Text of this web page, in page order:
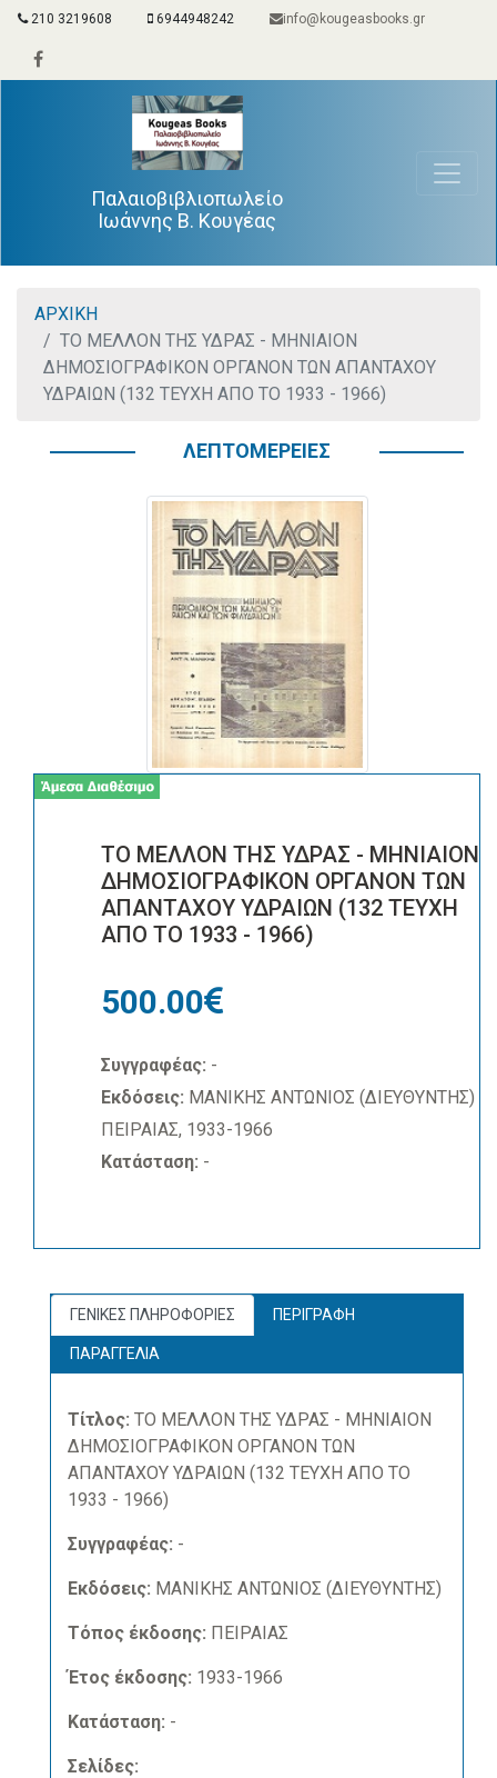
210 3219608 6944948242 info@kougeasbooks.gr
Παλαιοβιβλιοπωλείο
Ιωάννης Β. Κουγέας
ΑΡΧΙΚΗ
ΤΟ ΜΕΛΛΟΝ ΤΗΣ ΥΔΡΑΣ - ΜΗΝΙΑΙΟΝ
ΔΗΜΟΣΙΟΓΡΑΦΙΚΟΝ ΟΡΓΑΝΟΝ ΤΩΝ ΑΠΑΝΤΑΧΟΥ
ΥΔΡΑΙΩΝ (132 ΤΕΥΧΗ ΑΠΟ ΤΟ 1933 - 1966)
ΛΕΠΤΟΜΕΡΕΙΕΣ
ΤΟ ΜΕΛΛΟΝ ΤΗΣ ΥΔΡΑΣ - ΜΗΝΙΑΙΟΝ
ΔΗΜΟΣΙΟΓΡΑΦΙΚΟΝ ΟΡΓΑΝΟΝ ΤΩΝ
ΑΠΑΝΤΑΧΟΥ ΥΔΡΑΙΩΝ (132 ΤΕΥΧΗ
ΑΠΟ ΤΟ 1933 - 1966)
500.00
Συγγραφέας: -
Εκδόσεις: ΜΑΝΙΚΗΣ ΑΝΤΩΝΙΟΣ (ΔΙΕΥΘΥΝΤΗΣ)
ΠΕΙΡΑΙΑΣ, 1933-1966
Κατάσταση: -
ΓΕΝΙΚΕΣ ΠΛΗΡΟΦΟΡΙΕΣ ΠΕΡΙΓΡΑΦΗ
ΠΑΡΑΓΓΕΛΙΑ
Τίτλος: ΤΟ ΜΕΛΛΟΝ ΤΗΣ ΥΔΡΑΣ - ΜΗΝΙΑΙΟΝ
ΔΗΜΟΣΙΟΓΡΑΦΙΚΟΝ ΟΡΓΑΝΟΝ ΤΩΝ
ΑΠΑΝΤΑΧΟΥ ΥΔΡΑΙΩΝ (132 ΤΕΥΧΗ ΑΠΟ ΤΟ
1933 - 1966)
Συγγραφέας: -
Εκδόσεις: ΜΑΝΙΚΗΣ ΑΝΤΩΝΙΟΣ (ΔΙΕΥΘΥΝΤΗΣ)
Τόπος έκδοσης: ΠΕΙΡΑΙΑΣ
Έτος έκδοσης: 1933-1966
Κατάσταση: -
Σελίδες: